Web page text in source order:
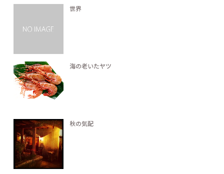
世界
海の老いたヤツ
秋の気配